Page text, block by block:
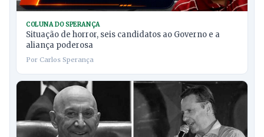
COLUNA DO SPERANÇA
Situação de horror, seis candidatos ao Governo e a
aliança poderosa
Por Carlos Sperança